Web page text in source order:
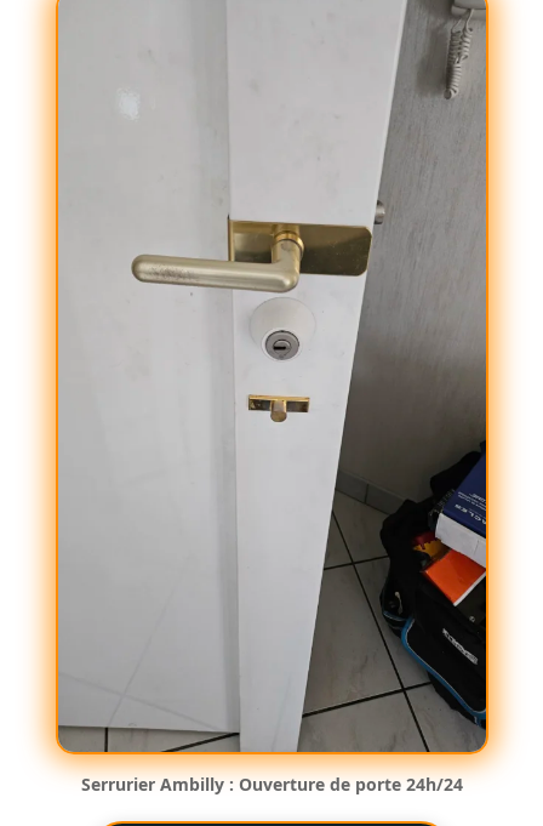
Serrurier Ambilly : Ouverture de porte 24h/24